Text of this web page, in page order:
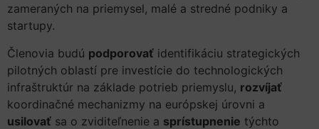
zameraných na priemysel, malé a stredné podniky a
startupy.
Členovia budú podporovať identifikáciu strategických
pilotných oblastí pre investície do technologických
infraštruktúr na základe potrieb priemyslu, rozvíjať
koordinačné mechanizmy na európskej úrovni a
usilovať sa o zviditeľnenie a sprístupnenie týchto